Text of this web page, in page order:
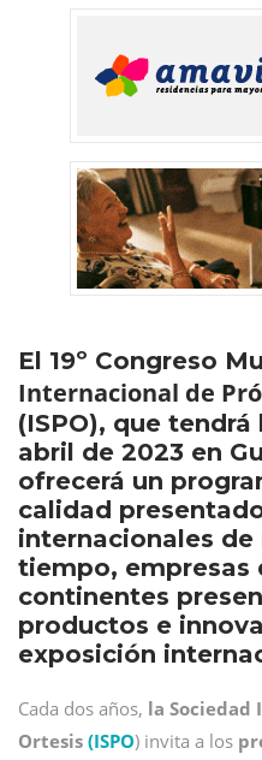
El 19º Congreso
Internacional de
(ISPO), que
abril de 2023 en
ofrecerá un
calidad
internacionales
tiempo, empresas
continentes
productos e
exposición
Cada dos años, la Sociedad
Ortesis (ISPO) invita a los